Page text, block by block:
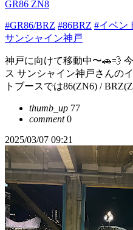
GR86 ZN8
#GR86/BRZ #86BRZ #イベン
サンシャイン神戸
神戸に向けて移動中〜🚗💨
ス サンシャイン神戸さんの
トブースでは86(ZN6) /
thumb_up 77
comment0
2025/03/07 09:21